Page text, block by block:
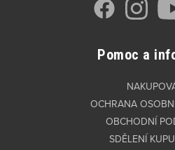
Pomoc a
OCHRANA
OBCHODNÍ
SDĚLENÍ